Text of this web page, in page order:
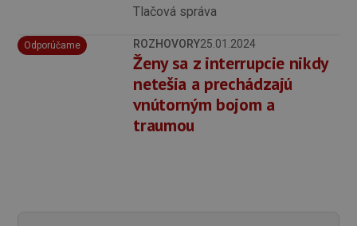
Tlačová správa
Odporúčame ROZHOVORY25.01.2024
Ženy sa z interrupcie nikdy
netešia a prechádzajú
vnútorným bojom a
traumou